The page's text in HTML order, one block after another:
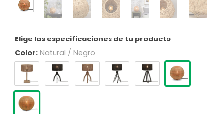
Elige las especificaciones de tu producto
Color: Natural / Negro